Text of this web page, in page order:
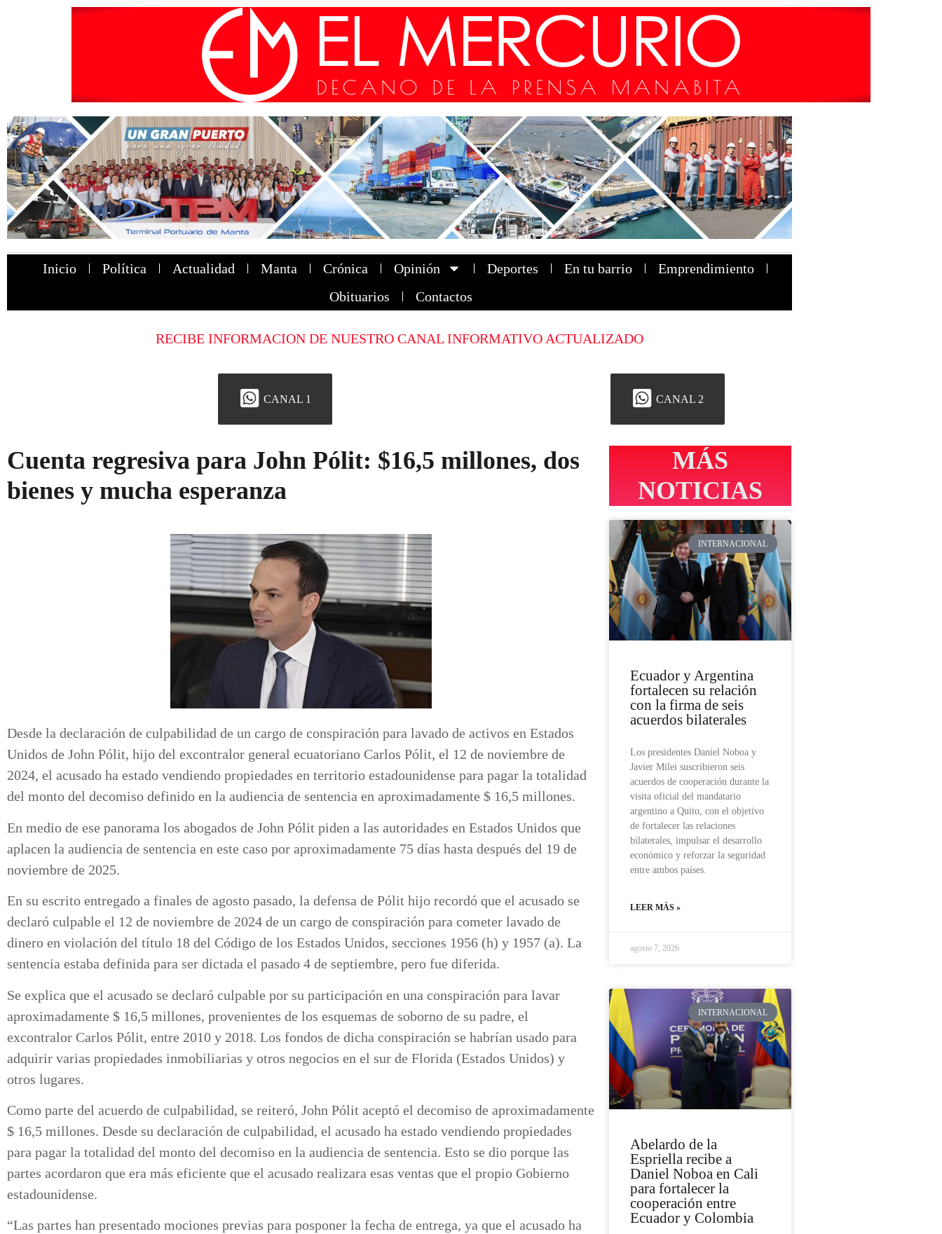
Inicio Política Actualidad Manta Crónica Opinión Deportes En tu barrio
Emprendimiento
Obituarios
Contactos
RECIBE INFORMACION DE NUESTRO CANAL INFORMATIVO ACTUALIZADO
CANAL 1 CANAL 2
Cuenta regresiva para John Pólit: $16,5 millones, dos
bienes y mucha esperanza
Desde la declaración de culpabilidad de un cargo de conspiración para lavado de activos en Estados
Unidos de John Pólit, hijo del excontralor general ecuatoriano Carlos Pólit, el 12 de noviembre de
2024, el acusado ha estado vendiendo propiedades en territorio estadounidense para pagar la totalidad
del monto del decomiso definido en la audiencia de sentencia en aproximadamente $ 16,5 millones.
En medio de ese panorama los abogados de John Pólit piden a las autoridades en Estados Unidos que
aplacen la audiencia de sentencia en este caso por aproximadamente 75 días hasta después del 19 de
noviembre de 2025.
En su escrito entregado a finales de agosto pasado, la defensa de Pólit hijo recordó que el acusado se
declaró culpable el 12 de noviembre de 2024 de un cargo de conspiración para cometer lavado de
dinero en violación del título 18 del Código de los Estados Unidos, secciones 1956 (h) y 1957 (a). La
sentencia estaba definida para ser dictada el pasado 4 de septiembre, pero fue diferida.
Se explica que el acusado se declaró culpable por su participación en una conspiración para lavar
aproximadamente $ 16,5 millones, provenientes de los esquemas de soborno de su padre, el
excontralor Carlos Pólit, entre 2010 y 2018. Los fondos de dicha conspiración se habrían usado para
adquirir varias propiedades inmobiliarias y otros negocios en el sur de Florida (Estados Unidos) y
otros lugares.
Como parte del acuerdo de culpabilidad, se reiteró, John Pólit aceptó el decomiso de aproximadamente
$ 16,5 millones. Desde su declaración de culpabilidad, el acusado ha estado vendiendo propiedades
para pagar la totalidad del monto del decomiso en la audiencia de sentencia. Esto se dio porque las
partes acordaron que era más eficiente que el acusado realizara esas ventas que el propio Gobierno
estadounidense.
“Las partes han presentado mociones previas para posponer la fecha de entrega, ya que el acusado ha
MÁS
NOTICIAS
INTERNACIONAL
Ecuador y Argentina
fortalecen su relación
con la firma de seis
acuerdos bilaterales
Los presidentes Daniel Noboa y
Javier Milei suscribieron seis
acuerdos de cooperación durante la
visita oficial del mandatario
argentino a Quito, con el objetivo
de fortalecer las relaciones
bilaterales, impulsar el desarrollo
económico y reforzar la seguridad
entre ambos países.
LEER MÁS »
agosto 7, 2026
INTERNACIONAL
Abelardo de la
Espriella recibe a
Daniel Noboa en Cali
para fortalecer la
cooperación entre
Ecuador y Colombia